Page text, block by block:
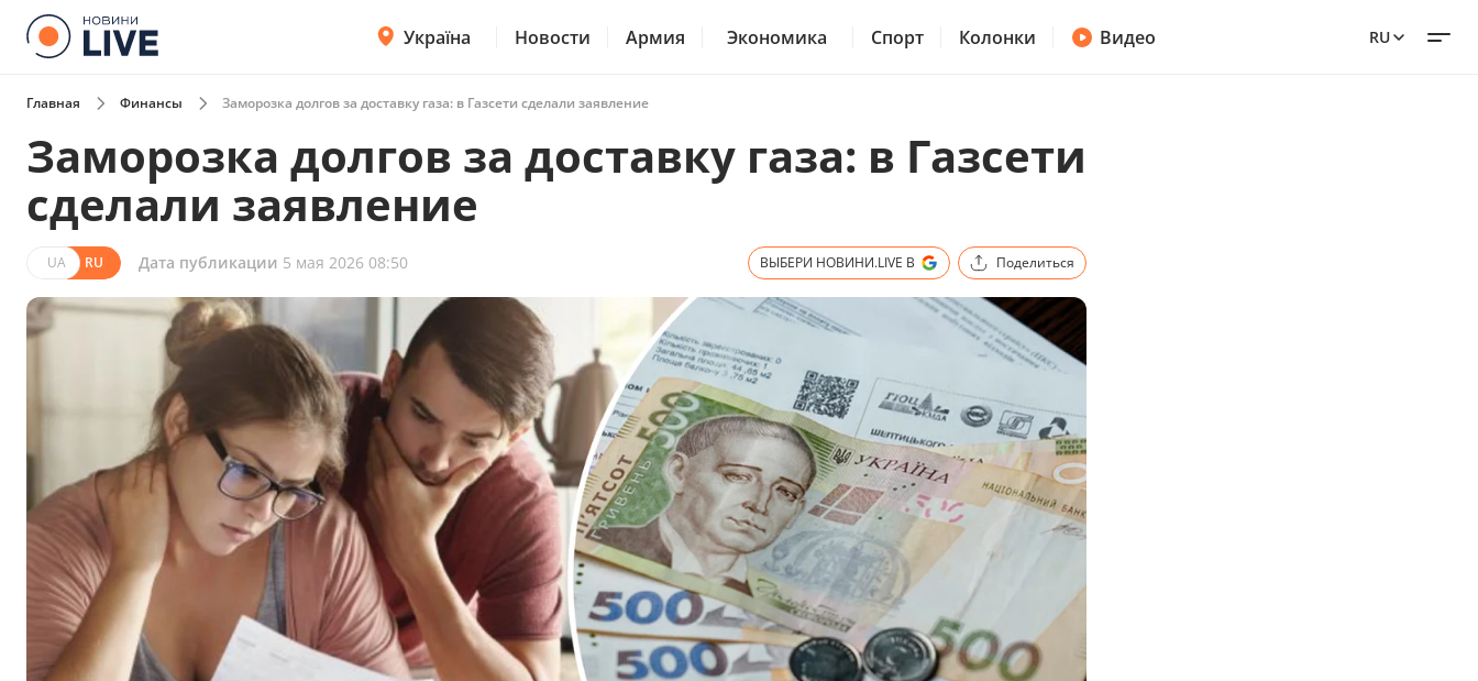
Україна Новости Армия Экономика Спорт Колонки Видео RU
Главная Финансы Заморозка долгов за доставку газа: в Газсети сделали заявление
Заморозка долгов за доставку газа: в Газсети
сделали заявление
UA RU Дата публикации 5 мая 2026 08:50 ВЫБЕРИ НОВИНИ.LIVE В Поделиться